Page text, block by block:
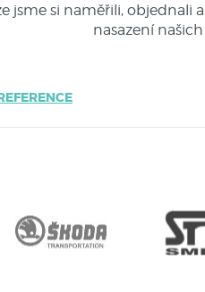
jsme si naměřili,
nasazení